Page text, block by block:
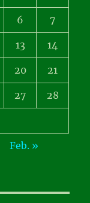
6 7
13 14
20 21
27 28
Feb. »